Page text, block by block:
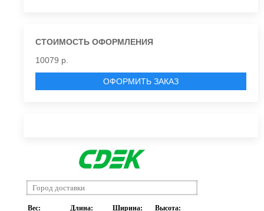
СТОИМОСТЬ ОФОРМЛЕНИЯ
10079 р.
ОФОРМИТЬ ЗАКАЗ